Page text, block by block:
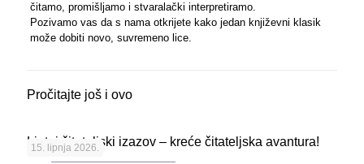
čitamo, promišljamo i stvaralački interpretiramo.
Pozivamo vas da s nama otkrijete kako jedan književni klasik
može dobiti novo, suvremeno lice.
Pročitajte još i ovo
15. lipnja 2026.
Ljetni čitateljski izazov – kreće čitateljska avantura!